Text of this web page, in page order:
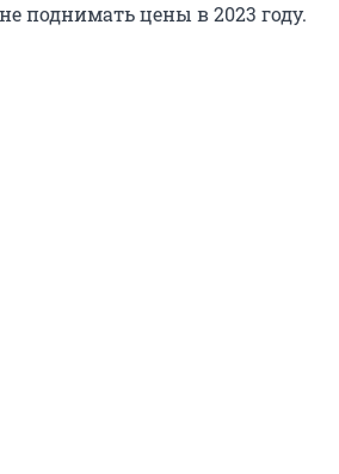
поднимать цены в 2023 году.